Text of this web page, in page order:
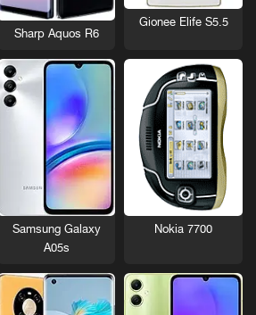
Gionee Elife S5.5
Sharp Aquos R6
Nokia 7700
Samsung Galaxy
A05s